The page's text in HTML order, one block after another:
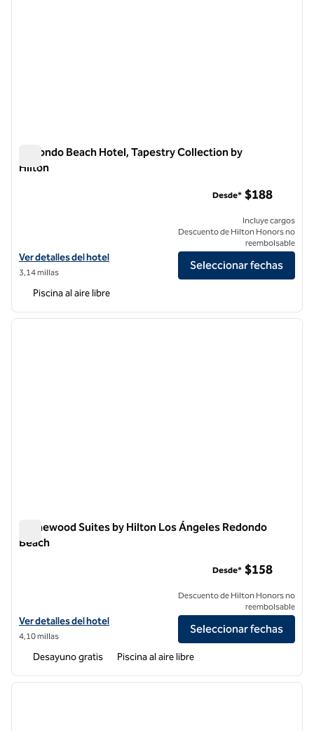
Redondo Beach Hotel, Tapestry Collection by
Hilton
Ver detalles del hotel Redondo Beach, Tapestry Collection by Hilton
Ver detalles del hotel
3,14 millas
Desde* $188
Incluye cargos
Descuento de Hilton Honors no
reembolsable
Seleccionar fechas
Piscina al aire libre
1 de 12
Homewood Suites by Hilton Los Ángeles Redondo
Beach
Ver detalles del hotel Homewood Suites by Hilton Los Angeles
Ver detalles del hotel
4,10 millas
Desde* $158
Descuento de Hilton Honors no
reembolsable
Seleccionar fechas
Desayuno gratis Piscina al aire libre
1 de 12